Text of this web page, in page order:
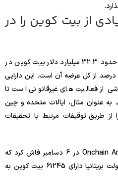
از بیت کوین را در
تا جولای 2024، 9 دولت مجموعاً حدود 32.3 میلیارد دلار بیت کوین در
اختیار داشتند که نشان دهنده 2.5 درصد از کل عرضه آن است. این دارایی
از فعالیت های غیرقانونی است تا
به عنوان مثال، ایالات متحده و چین
طریق توقیفات مرتبط با تحقیقات
شرکت تحلیلی Onchain Arkham Intelligence در 6 دسامبر فاش کرد که
یک کیف پول رمزنگاری مرتبط با دولت بریتانیا دارای 61245 بیت کوین به